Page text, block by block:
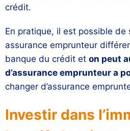
crédit.
En pratique, il est possible de
assurance emprunteur
banque du crédit et on peut
d’assurance emprunteur a
changer d’assurance
Investir dans